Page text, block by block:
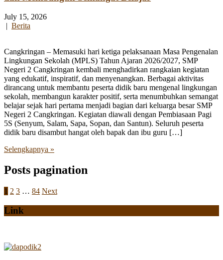
July 15, 2026
| Berita
Cangkringan – Memasuki hari ketiga pelaksanaan Masa Pengenalan
Lingkungan Sekolah (MPLS) Tahun Ajaran 2026/2027, SMP
Negeri 2 Cangkringan kembali menghadirkan rangkaian kegiatan
yang edukatif, inspiratif, dan menyenangkan. Berbagai aktivitas
dirancang untuk membantu peserta didik baru mengenal lingkungan
sekolah, membangun karakter positif, serta menumbuhkan semangat
belajar sejak hari pertama menjadi bagian dari keluarga besar SMP
Negeri 2 Cangkringan. Kegiatan diawali dengan Pembiasaan Pagi
5S (Senyum, Salam, Sapa, Sopan, dan Santun). Seluruh peserta
didik baru disambut hangat oleh bapak dan ibu guru […]
Selengkapnya »
Posts pagination
1 2 3 … 84 Next
Link